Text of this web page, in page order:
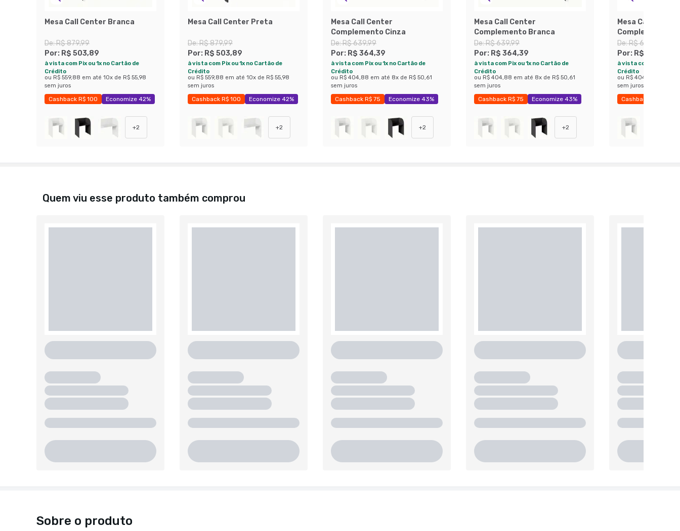
Mesa Call Center Branca
De:R$ 879,99
Por: R$ 503,89
à vista com Pix ou 1x no Cartão de
Crédito
ou R$ 559,88 em até 10x de R$ 55,98
sem juros
Cashback R$ 100 Economize 42%
+2
Mesa Call Center Preta
De:R$ 879,99
Por: R$ 503,89
à vista com Pix ou 1x no Cartão de
Crédito
ou R$ 559,88 em até 10x de R$ 55,98
sem juros
Cashback R$ 100 Economize 42%
+2
Mesa Call Center
Complemento Cinza
De:R$ 639,99
Por: R$ 364,39
à vista com Pix ou 1x no Cartão de
Crédito
ou R$ 404,88 em até 8x de R$ 50,61
sem juros
Cashback R$ 75 Economize 43%
+2
Mesa Call Center
Complemento Branca
De:R$ 639,99
Por: R$ 364,39
à vista com Pix ou 1x no Cartão de
Crédito
ou R$ 404,88 em até 8x de R$ 50,61
sem juros
Cashback R$ 75 Economize 43%
+2
Mesa Call Center
Complemento
De:R$ 639,99
Por: R$ 364,39
à vista com Pix ou 1x
Crédito
ou R$ 404,88
sem juros
Cashback R$ 75
Quem viu esse produto também comprou
Sobre o produto